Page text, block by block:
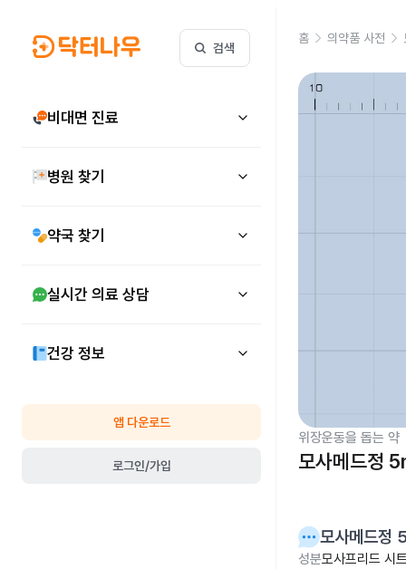
검색
비대면 진료
병원 찾기
약국 찾기
실시간 의료 상담
건강 정보
앱 다운로드
로그인/가입
홈 의약품 사전
위장운동을 돕는 약
모사메드정
모사메드정
성분모사프리드 시